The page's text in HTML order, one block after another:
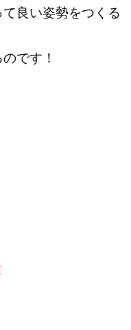
良い姿勢をつくる
です！